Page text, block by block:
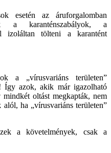
esetén az áruforgalomban
a karanténszabályok, a
izoláltan tölteni a karantént
a „vírusvariáns területen”
Így azok, akik már igazolható
mindkét oltást megkapták, nem
ha „vírusvariáns területen”
a követelmények, csak a